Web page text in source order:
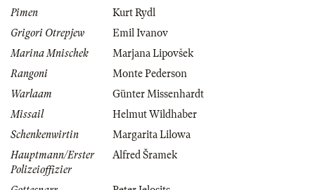
Pimen
Kurt Rydl
Grigori Otrepjew
Emil Ivanov
Marina Mnischek
Marjana Lipovšek
Rangoni
Monte Pederson
Warlaam
Günter Missenhardt
Missail
Helmut Wildhaber
Schenkenwirtin
Margarita Lilowa
Hauptmann/Erster
Polizeioffizier
Alfred Šramek